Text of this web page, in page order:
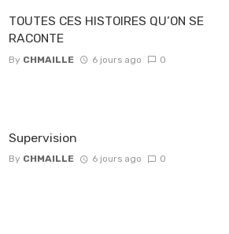
TOUTES CES HISTOIRES QU’ON SE
RACONTE
By CHMAILLE 6 jours ago 0
Supervision
By CHMAILLE 6 jours ago 0